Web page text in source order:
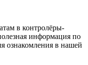
в контролёры-
информация по
ознакомления в нашей